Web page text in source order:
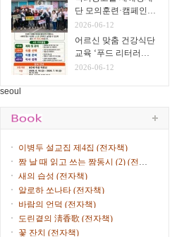
단 모의훈련·캠페인
실시
2026-06-12
어르신 맞춤 건강식단
교육 ‘푸드 리터러시
클래스’ 운영
2026-06-12
seoul
이병두 설교집 제4집 (전자책)
짬 날 때 읽고 쓰는 짬동시 (2) (전자
책)
새의 습성 (전자책)
알로하 쏘나타 (전자책)
바람의 언덕 (전자책)
도린곁의 淸香歌 (전자책)
꽃 잔치 (전자책)